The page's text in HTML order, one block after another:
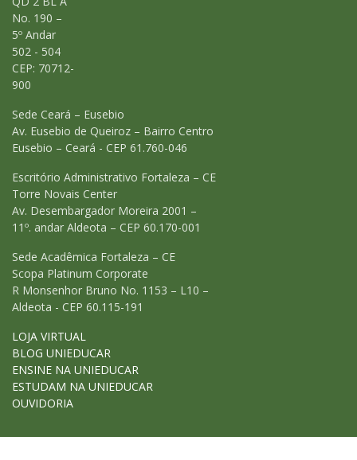
No. 190 –
5º Andar
502 - 504
CEP: 70712-
900
Sede Ceará – Eusebio
Av. Eusebio de Queiroz – Bairro Centro
Eusebio – Ceará - CEP 61.760-046
Escritório Administrativo Fortaleza – CE
Torre Novais Center
Av. Desembargador Moreira 2001 –
11º. andar Aldeota – CEP 60.170-001
Sede Acadêmica Fortaleza – CE
Scopa Platinum Corporate
R Monsenhor Bruno No. 1153 – L10 –
Aldeota - CEP 60.115-191
LOJA VIRTUAL
BLOG UNIEDUCAR
ENSINE NA UNIEDUCAR
ESTUDAM NA UNIEDUCAR
OUVIDORIA